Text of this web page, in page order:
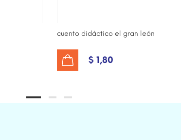
cuento didáctico el gran león
$ 1,80